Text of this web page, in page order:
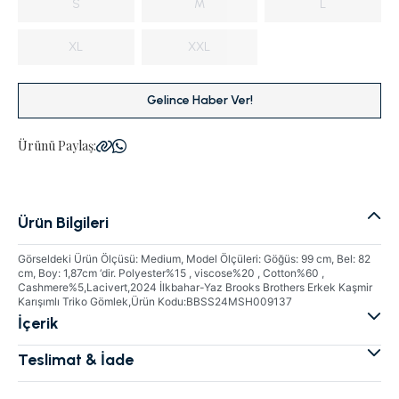
S M L
XL XXL
Gelince Haber Ver!
Ürünü Paylaş:
Ürün Bilgileri
Görseldeki Ürün Ölçüsü: Medium, Model Ölçüleri: Göğüs: 99 cm, Bel: 82
cm, Boy: 1,87cm ‘dir. Polyester%15 , viscose%20 , Cotton%60 ,
Cashmere%5,Lacivert,2024 İlkbahar-Yaz Brooks Brothers Erkek Kaşmir
Karışımlı Triko Gömlek,Ürün Kodu:BBSS24MSH009137
İçerik
Teslimat & İade